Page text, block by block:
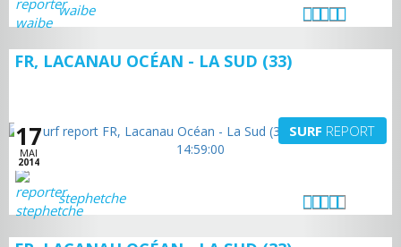
waibe
FR, LACANAU OCÉAN - LA SUD (33)
17
MAI
2014
SURF REPORT
stephetche